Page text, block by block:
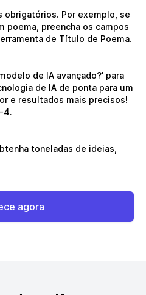
obrigatórios. Por exemplo, se
poema, preencha os campos
de Título de Poema.
de IA avançado?' para
de IA de ponta para um
e resultados mais precisos!
4.
toneladas de ideias,
agora